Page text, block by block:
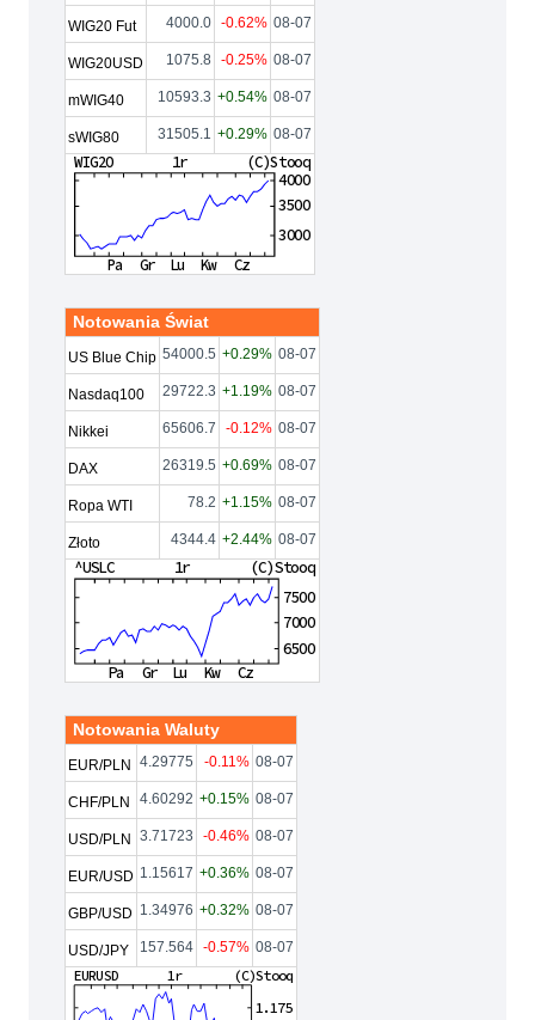
WIG20 Fut 4000.0 -0.62% 08-07
WIG20USD 1075.8 -0.25% 08-07
mWIG40 10593.3 +0.54% 08-07
sWIG80 31505.1 +0.29% 08-07
Notowania Świat
US Blue Chip 54000.5 +0.29% 08-07
Nasdaq100 29722.3 +1.19% 08-07
Nikkei 65606.7 -0.12% 08-07
DAX 26319.5 +0.69% 08-07
Ropa WTI 78.2 +1.15% 08-07
Złoto 4344.4 +2.44% 08-07
Notowania Waluty
EUR/PLN 4.29775 -0.11% 08-07
CHF/PLN 4.60292 +0.15% 08-07
USD/PLN 3.71723 -0.46% 08-07
EUR/USD 1.15617 +0.36% 08-07
GBP/USD 1.34976 +0.32% 08-07
USD/JPY 157.564 -0.57% 08-07